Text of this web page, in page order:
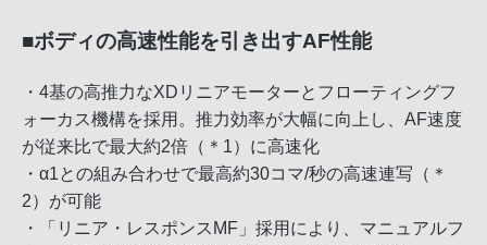
■ボディの高速性能を引き出すAF性能
・4基の高推力なXDリニアモーターとフローティングフ
ォーカス機構を採用。推力効率が大幅に向上し、AF速度
が従来比で最大約2倍（＊1）に高速化
・α1との組み合わせで最高約30コマ/秒の高速連写（＊
2）が可能
・「リニア・レスポンスMF」採用により、マニュアルフ